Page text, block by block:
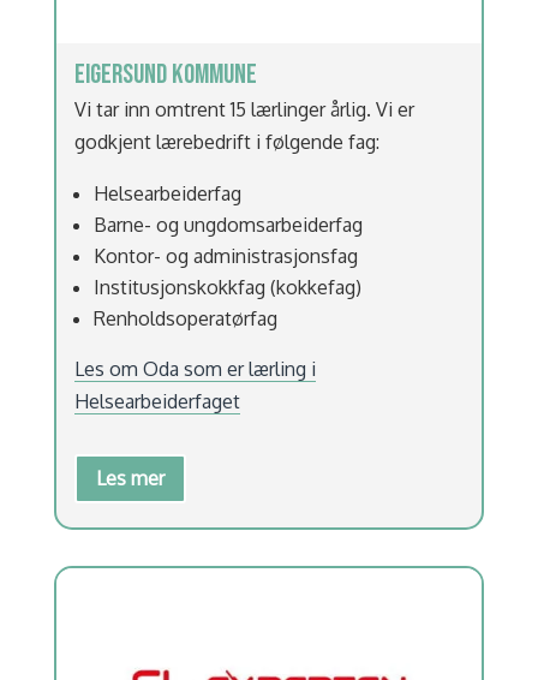
EIGERSUND KOMMUNE
Vi tar inn omtrent 15 lærlinger årlig. Vi er
godkjent lærebedrift i følgende fag:
Helsearbeiderfag
Barne- og ungdomsarbeiderfag
Kontor- og administrasjonsfag
Institusjonskokkfag (kokkefag)
Renholdsoperatørfag
Les om Oda som er lærling i
Helsearbeiderfaget
Les mer